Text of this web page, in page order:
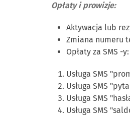
Opłaty i prowizje:
Aktywacja lub
Zmiana numeru
Opłaty za SMS -y:
Usługa SMS
Usługa SMS
Usługa SMS
Usługa SMS